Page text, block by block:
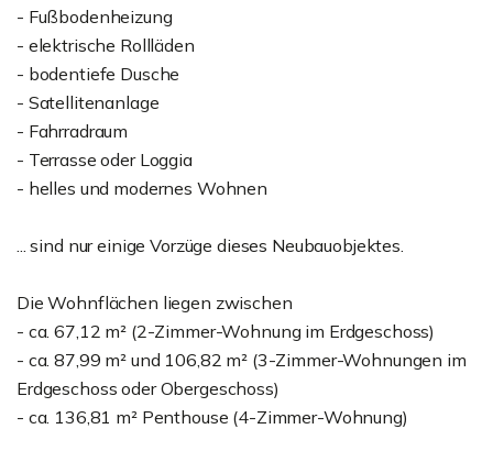
- Fußbodenheizung
- elektrische Rollläden
- bodentiefe Dusche
- Satellitenanlage
- Fahrradraum
- Terrasse oder Loggia
- helles und modernes Wohnen
... sind nur einige Vorzüge dieses Neubauobjektes.
Die Wohnflächen liegen zwischen
- ca. 67,12 m² (2-Zimmer-Wohnung im Erdgeschoss)
- ca. 87,99 m² und 106,82 m² (3-Zimmer-Wohnungen im
Erdgeschoss oder Obergeschoss)
- ca. 136,81 m² Penthouse (4-Zimmer-Wohnung)